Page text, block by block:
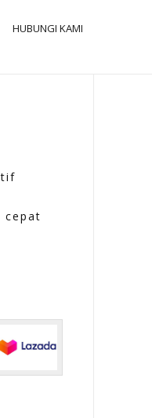
HUBUNGI KAMI
cepat